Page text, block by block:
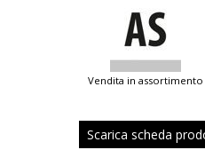
vendita in assortimento
Scarica scheda